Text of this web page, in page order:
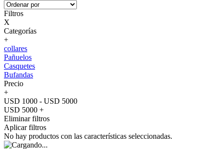
Filtros
X
Categorías
+
collares
Pañuelos
Casquetes
Bufandas
Precio
+
USD 1000 - USD 5000
USD 5000 +
Eliminar filtros
Aplicar filtros
No hay productos con las características seleccionadas.